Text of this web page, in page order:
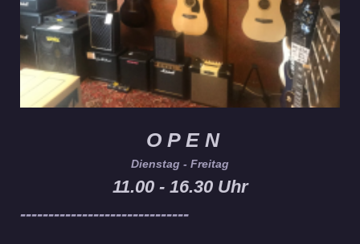
O P E N
Dienstag - Freitag
11.00 - 16.30 Uhr
------------------------------